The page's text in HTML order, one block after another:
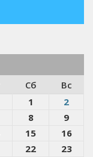
Сб
Вс
1
2
8
9
15
16
22
23